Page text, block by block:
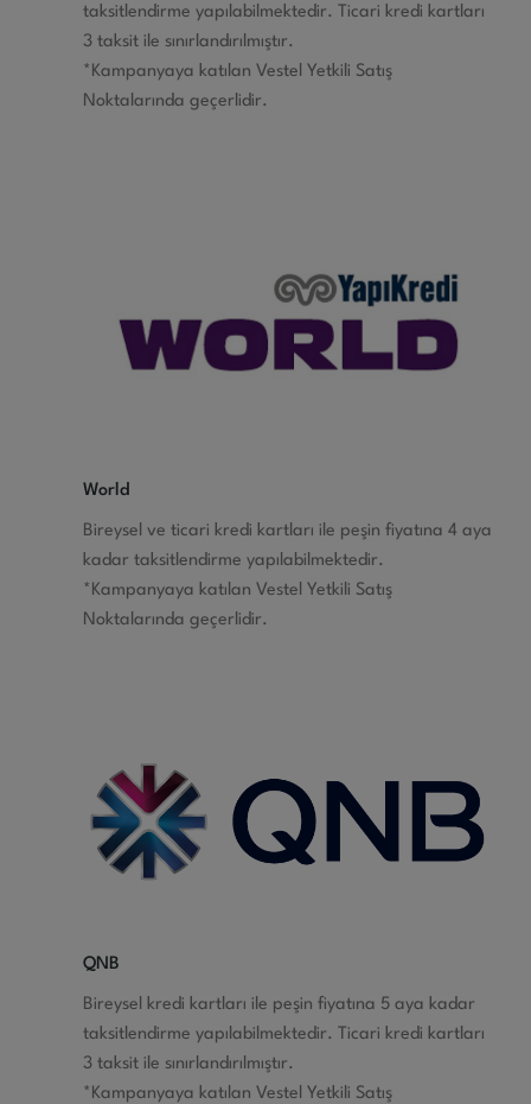
taksitlendirme yapılabilmektedir. Ticari kredi kartları
3 taksit ile sınırlandırılmıştır.
*Kampanyaya katılan Vestel Yetkili Satış
Noktalarında geçerlidir.
World
Bireysel ve ticari kredi kartları ile peşin fiyatına 4 aya
kadar taksitlendirme yapılabilmektedir.
*Kampanyaya katılan Vestel Yetkili Satış
Noktalarında geçerlidir.
QNB
Bireysel kredi kartları ile peşin fiyatına 5 aya kadar
taksitlendirme yapılabilmektedir. Ticari kredi kartları
3 taksit ile sınırlandırılmıştır.
*Kampanyaya katılan Vestel Yetkili Satış